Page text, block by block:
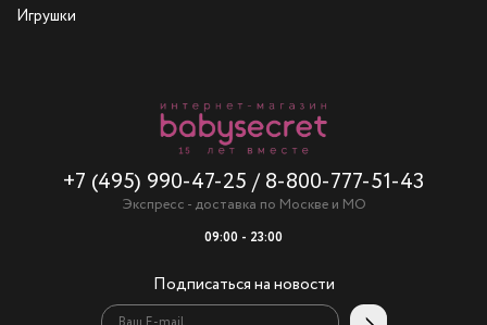
Игрушки
+7 (495) 990-47-25 / 8-800-777-51-43
Экспресс - доставка по Москве и МО
09:00 - 23:00
Подписаться на новости